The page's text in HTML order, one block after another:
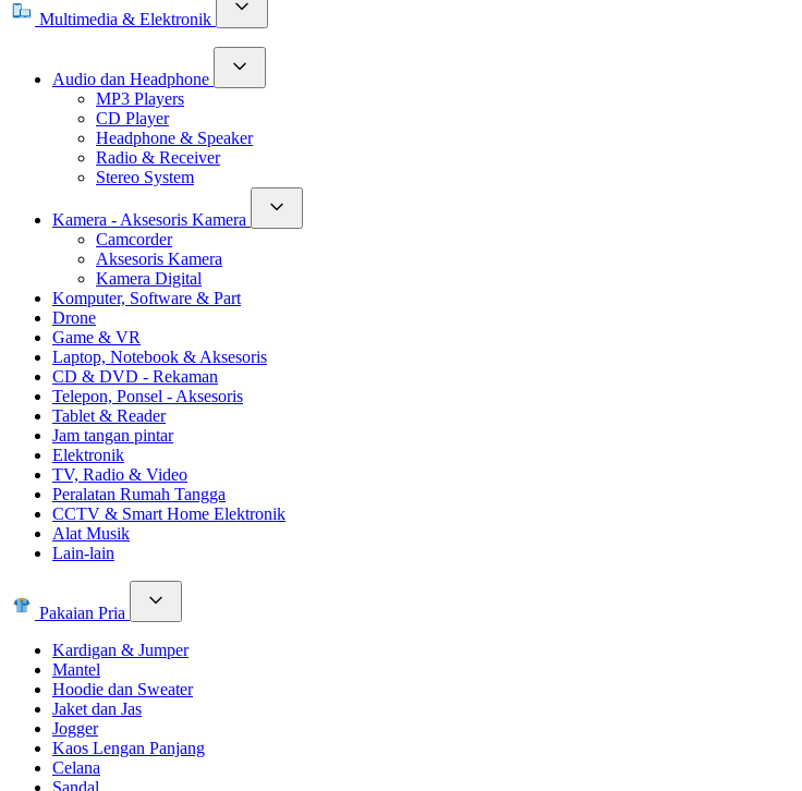
Multimedia & Elektronik
Audio dan Headphone
MP3 Players
CD Player
Headphone & Speaker
Radio & Receiver
Stereo System
Kamera - Aksesoris Kamera
Camcorder
Aksesoris Kamera
Kamera Digital
Komputer, Software & Part
Drone
Game & VR
Laptop, Notebook & Aksesoris
CD & DVD - Rekaman
Telepon, Ponsel - Aksesoris
Tablet & Reader
Jam tangan pintar
Elektronik
TV, Radio & Video
Peralatan Rumah Tangga
CCTV & Smart Home Elektronik
Alat Musik
Lain-lain
Pakaian Pria
Kardigan & Jumper
Mantel
Hoodie dan Sweater
Jaket dan Jas
Jogger
Kaos Lengan Panjang
Celana
Sandal